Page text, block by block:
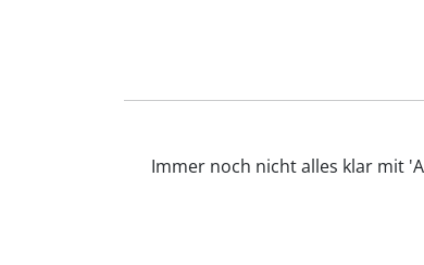
Immer noch nicht alles klar mit